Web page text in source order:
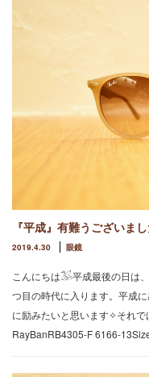
『平成』有難うございまし
2019.4.30 眼鏡
こんにちは𓅮平成最後の日は
つ目の時代に入ります。平成
に励みたいと思います✧それ
RayBanRB4305-F 6166-